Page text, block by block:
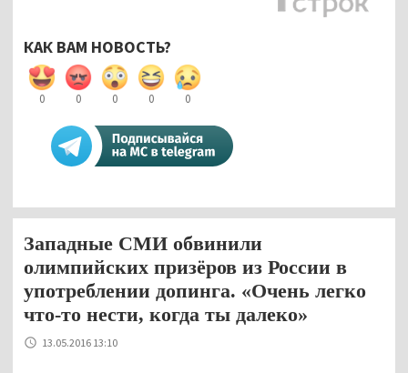
КАК ВАМ НОВОСТЬ?
0 0 0 0 0
Западные СМИ обвинили
олимпийских призёров из России в
употреблении допинга. «Очень легко
что-то нести, когда ты далеко»
13.05.2016 13:10